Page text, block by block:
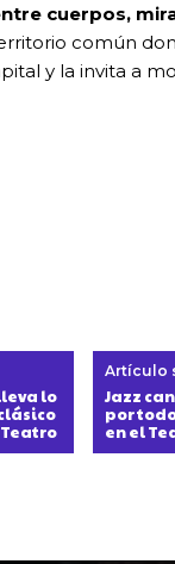
cuerpos,
común
y la invita a
lo
Artículo
Jazz
por
en el